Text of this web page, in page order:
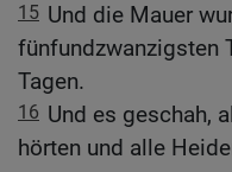
15 Und die Mauer
fünfundzwanzigsten
Tagen.
16 Und es geschah,
hörten und alle